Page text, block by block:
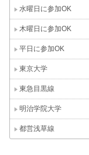
水曜日に参加OK
木曜日に参加OK
平日に参加OK
東京大学
東急目黒線
明治学院大学
都営浅草線